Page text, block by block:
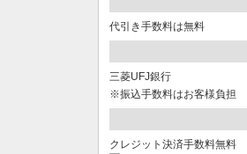
代引き手数料は無料
三菱UFJ銀行
※振込手数料はお客様負担
クレジット決済手数料無料